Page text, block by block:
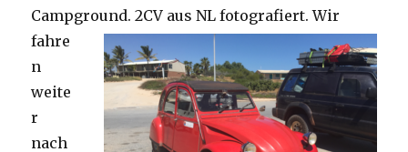
Campground.2CV aus NL fotografiert. Wir
fahre
n
weite
r
nach